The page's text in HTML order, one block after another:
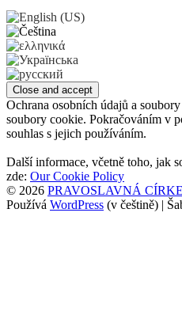
Ochrana osobních údajů a
soubory cookie. Pokračováním v
souhlas s jejich používáním.
Další informace, včetně toho, jak
zde: Our Cookie Policy
© 2026 PRAVOSLAVNÁ
Používá WordPress (v češtině) |